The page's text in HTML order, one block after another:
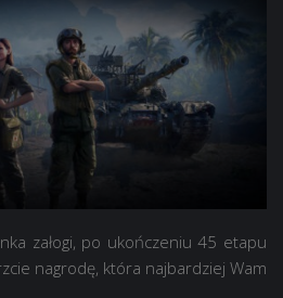
załogi, po ukończeniu 45 etapu
nagrodę, która najbardziej Wam